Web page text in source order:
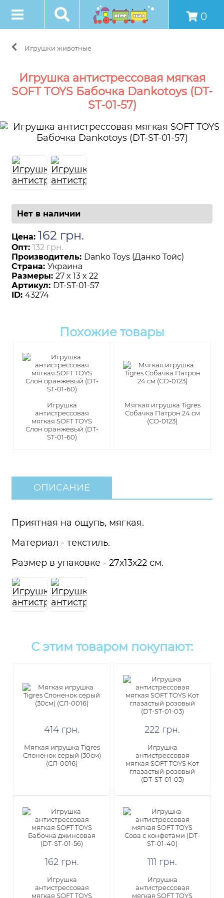
0
Игрушки животные
Игрушка антистрессовая мягкая
SOFT TOYS Бабочка Dankotoys (DT-
ST-01-57)
Нет в наличии
Цена: 162 грн.
Опт: 132 грн.
Производитель: Danko Toys (Данко Тойс)
Страна: Украина
Размеры: 27 x 13 x 22
Артикул: DT-ST-01-57
ID: 43274
Похожие товары
Игрушка
антистрессовая
мягкая SOFT TOYS
Слон оранжевый (DT-
ST-01-60)
Мягкая игрушка Tigres
Собачка Патрон 24 см
(СО-0123)
ОПИСАНИЕ
Приятная на ощупь, мягкая.
Материал - текстиль.
Размер в упаковке - 27х13х22 см.
С этим товаром покупают:
414 грн.
Мягкая игрушка Tigres
Слоненок серый (30см)
(СЛ-0016)
222 грн.
​Игрушка
антистрессовая
мягкая SOFT TOYS Кот
глазастый розовый
(DT-ST-01-03)
162 грн.
Игрушка
антистрессовая
мягкая SOFT TOYS
111 грн.
Игрушка
антистрессовая
мягкая SOFT TOYS